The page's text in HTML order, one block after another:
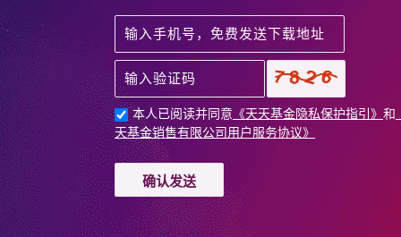
确认发送
本人已阅读并同意《天天基金隐私保护指引》 和
天基金销售有限公司用户服务协议》